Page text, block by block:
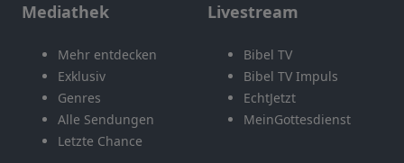
Mediathek
Mehr entdecken
Exklusiv
Genres
Alle Sendungen
Letzte Chance
Livestream
Bibel TV
Bibel TV Impuls
EchtJetzt
MeinGottesdienst